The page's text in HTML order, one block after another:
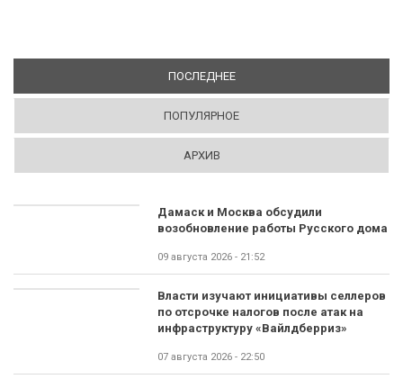
ПОСЛЕДНЕЕ(АКТИВНАЯ ВКЛАДКА)
ПОПУЛЯРНОЕ
АРХИВ
Дамаск и Москва обсудили
возобновление работы Русского дома
09 августа 2026 - 21:52
Власти изучают инициативы селлеров
по отсрочке налогов после атак на
инфраструктуру «Вайлдберриз»
07 августа 2026 - 22:50